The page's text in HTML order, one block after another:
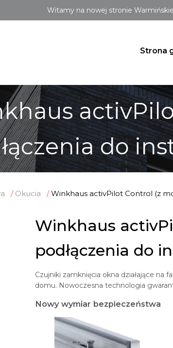
Witamy na nowej stronie
Strona
do
Okucia Winkhaus activPilot Control (z
Winkhaus
podłączenia do
Czujniki zamknięcia okna działające na
domu. Nowoczesna technologia
Nowy wymiar bezpieczeństwa